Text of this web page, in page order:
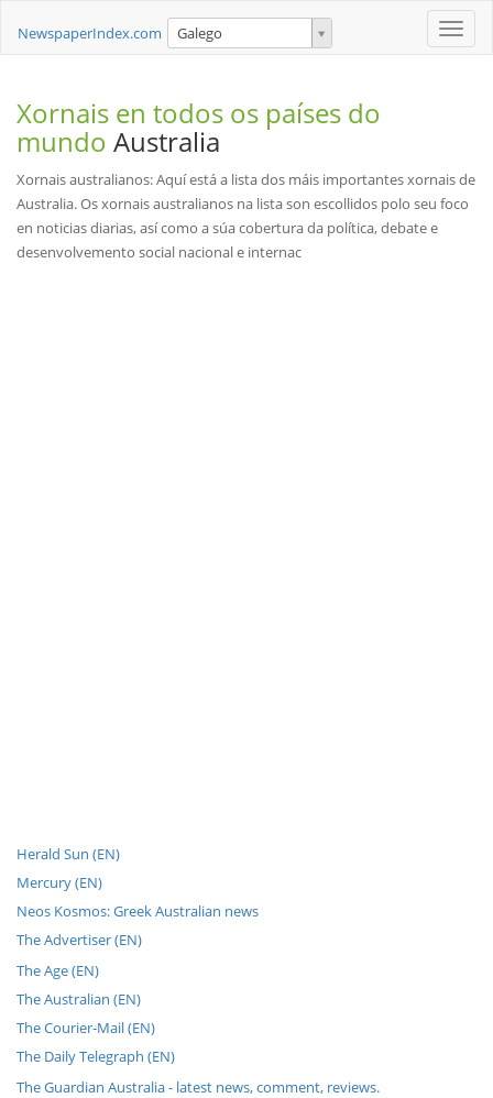
Toggle
NewspaperIndex.com Galego
Xornais en todos os países do
mundo Australia
Xornais australianos: Aquí está a lista dos máis importantes xornais de
Australia. Os xornais australianos na lista son escollidos polo seu foco
en noticias diarias, así como a súa cobertura da política, debate e
desenvolvemento social nacional e internac
Herald Sun (EN)
Mercury (EN)
Neos Kosmos: Greek Australian news
The Advertiser (EN)
The Age (EN)
The Australian (EN)
The Courier-Mail (EN)
The Daily Telegraph (EN)
The Guardian Australia - latest news, comment, reviews.